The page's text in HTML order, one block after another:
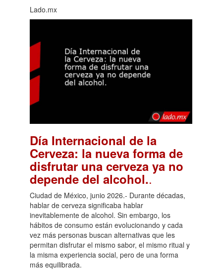
Lado.mx
Día Internacional de la
Cerveza: la nueva forma de
disfrutar una cerveza ya no
depende del alcohol..
Ciudad de México, junio 2026.- Durante décadas,
hablar de cerveza significaba hablar
inevitablemente de alcohol. Sin embargo, los
hábitos de consumo están evolucionando y cada
vez más personas buscan alternativas que les
permitan disfrutar el mismo sabor, el mismo ritual y
la misma experiencia social, pero de una forma
más equilibrada.